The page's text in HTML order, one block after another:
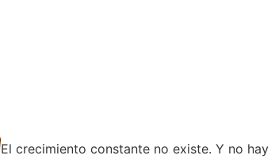
El crecimiento constante no existe. Y no hay